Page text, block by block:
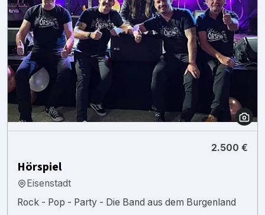
2.500 €
Hörspiel
Eisenstadt
Rock - Pop - Party - Die Band aus dem Burgenland